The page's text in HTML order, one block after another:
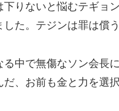
りないと悩むテギョ
た。テジンは罪は償
中で無傷なソン会長
、お前も金と力を選